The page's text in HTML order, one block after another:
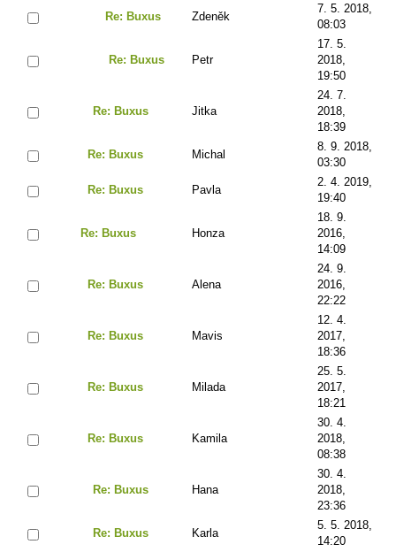
Re: Buxus Zdeněk
7. 5. 2018,
08:03
Re: Buxus Petr
17. 5.
2018,
19:50
Re: Buxus Jitka
24. 7.
2018,
18:39
Re: Buxus Michal
8. 9. 2018,
03:30
Re: Buxus Pavla
2. 4. 2019,
19:40
Re: Buxus Honza
18. 9.
2016,
14:09
Re: Buxus Alena
24. 9.
2016,
22:22
Re: Buxus Mavis
12. 4.
2017,
18:36
Re: Buxus Milada
25. 5.
2017,
18:21
Re: Buxus Kamila
30. 4.
2018,
08:38
Re: Buxus Hana
30. 4.
2018,
23:36
Re: Buxus Karla
5. 5. 2018,
14:20